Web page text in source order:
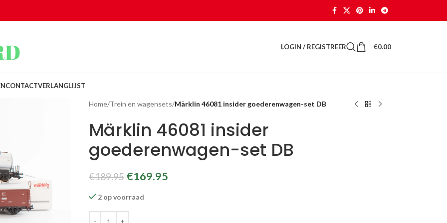
LOGIN / REGISTREER €0.00
CONTACTVERLANGLIJST
Home/Trein en wagensets/Märklin 46081 insider goederenwagen-set DB
Märklin 46081 insider
goederenwagen-set DB
€189.95 €169.95
2 op voorraad